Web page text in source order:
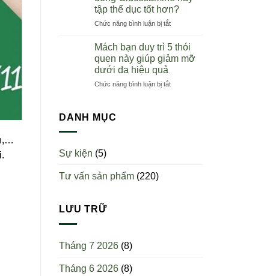
toàn
quốc
nên
uống
sụn
mập?
một
mấy
tập thể dục tốt hơn?
Chức năng bình luận bị tắtở
bị
khớp
uống
Mách bạn duy trì 5 thói
quen này giúp giảm mỡ
dưới da hiệu quả
Chức năng bình luận bị tắtở
DANH MỤC
Sự kiện (5)
Tư vấn sản phẩm (220)
LƯU TRỮ
Tháng 7 2026 (8)
Tháng 6 2026 (8)